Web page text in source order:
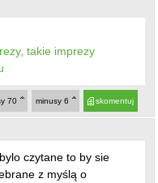
takie imprezy
skomentuj
minusy 6
70
czytane to by sie
z myślą o